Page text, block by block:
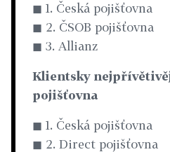
◼ 1. Česká pojišťovna
◼ 2. ČSOB pojišťovna
◼ 3. Allianz
Klientsky
pojišťovna
◼ 1. Česká pojišťovna
◼ 2. Direct pojišťovna